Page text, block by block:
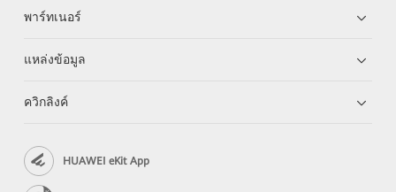
พาร์ทเนอร์
แหล่งข้อมูล
ควิกลิงค์
HUAWEI eKit App